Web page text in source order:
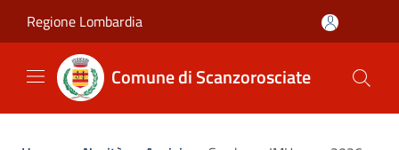
Regione Lombardia
Comune di Scanzorosciate